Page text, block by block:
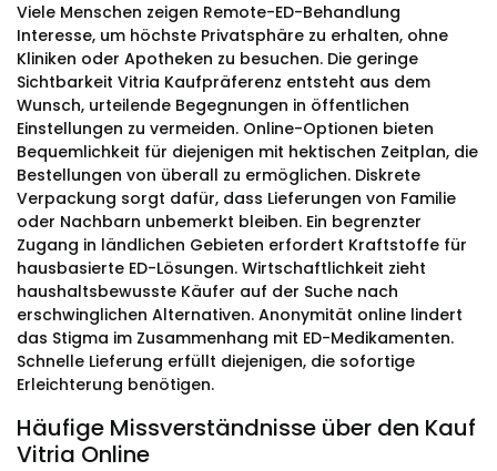
Viele Menschen zeigen Remote-ED-Behandlung
Interesse, um höchste Privatsphäre zu erhalten, ohne
Kliniken oder Apotheken zu besuchen. Die geringe
Sichtbarkeit Vitria Kaufpräferenz entsteht aus dem
Wunsch, urteilende Begegnungen in öffentlichen
Einstellungen zu vermeiden. Online-Optionen bieten
Bequemlichkeit für diejenigen mit hektischen Zeitplan, die
Bestellungen von überall zu ermöglichen. Diskrete
Verpackung sorgt dafür, dass Lieferungen von Familie
oder Nachbarn unbemerkt bleiben. Ein begrenzter
Zugang in ländlichen Gebieten erfordert Kraftstoffe für
hausbasierte ED-Lösungen. Wirtschaftlichkeit zieht
haushaltsbewusste Käufer auf der Suche nach
erschwinglichen Alternativen. Anonymität online lindert
das Stigma im Zusammenhang mit ED-Medikamenten.
Schnelle Lieferung erfüllt diejenigen, die sofortige
Erleichterung benötigen.
Häufige Missverständnisse über den Kauf
Vitria Online